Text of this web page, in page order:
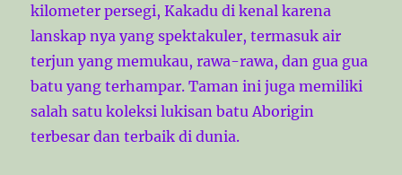
kilometer persegi, Kakadu di kenal karena
lanskap nya yang spektakuler, termasuk air
terjun yang memukau, rawa-rawa, dan gua gua
batu yang terhampar. Taman ini juga memiliki
salah satu koleksi lukisan batu Aborigin
terbesar dan terbaik di dunia.